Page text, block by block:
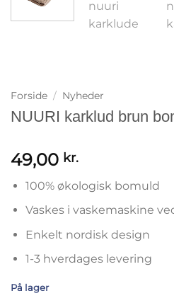
Forside / Nyheder
NUURI karklud brun
49,00 kr.
100% økologisk bomuld
Vaskes i vaskemaskine
Enkelt nordisk design
1-3 hverdages levering
På lager